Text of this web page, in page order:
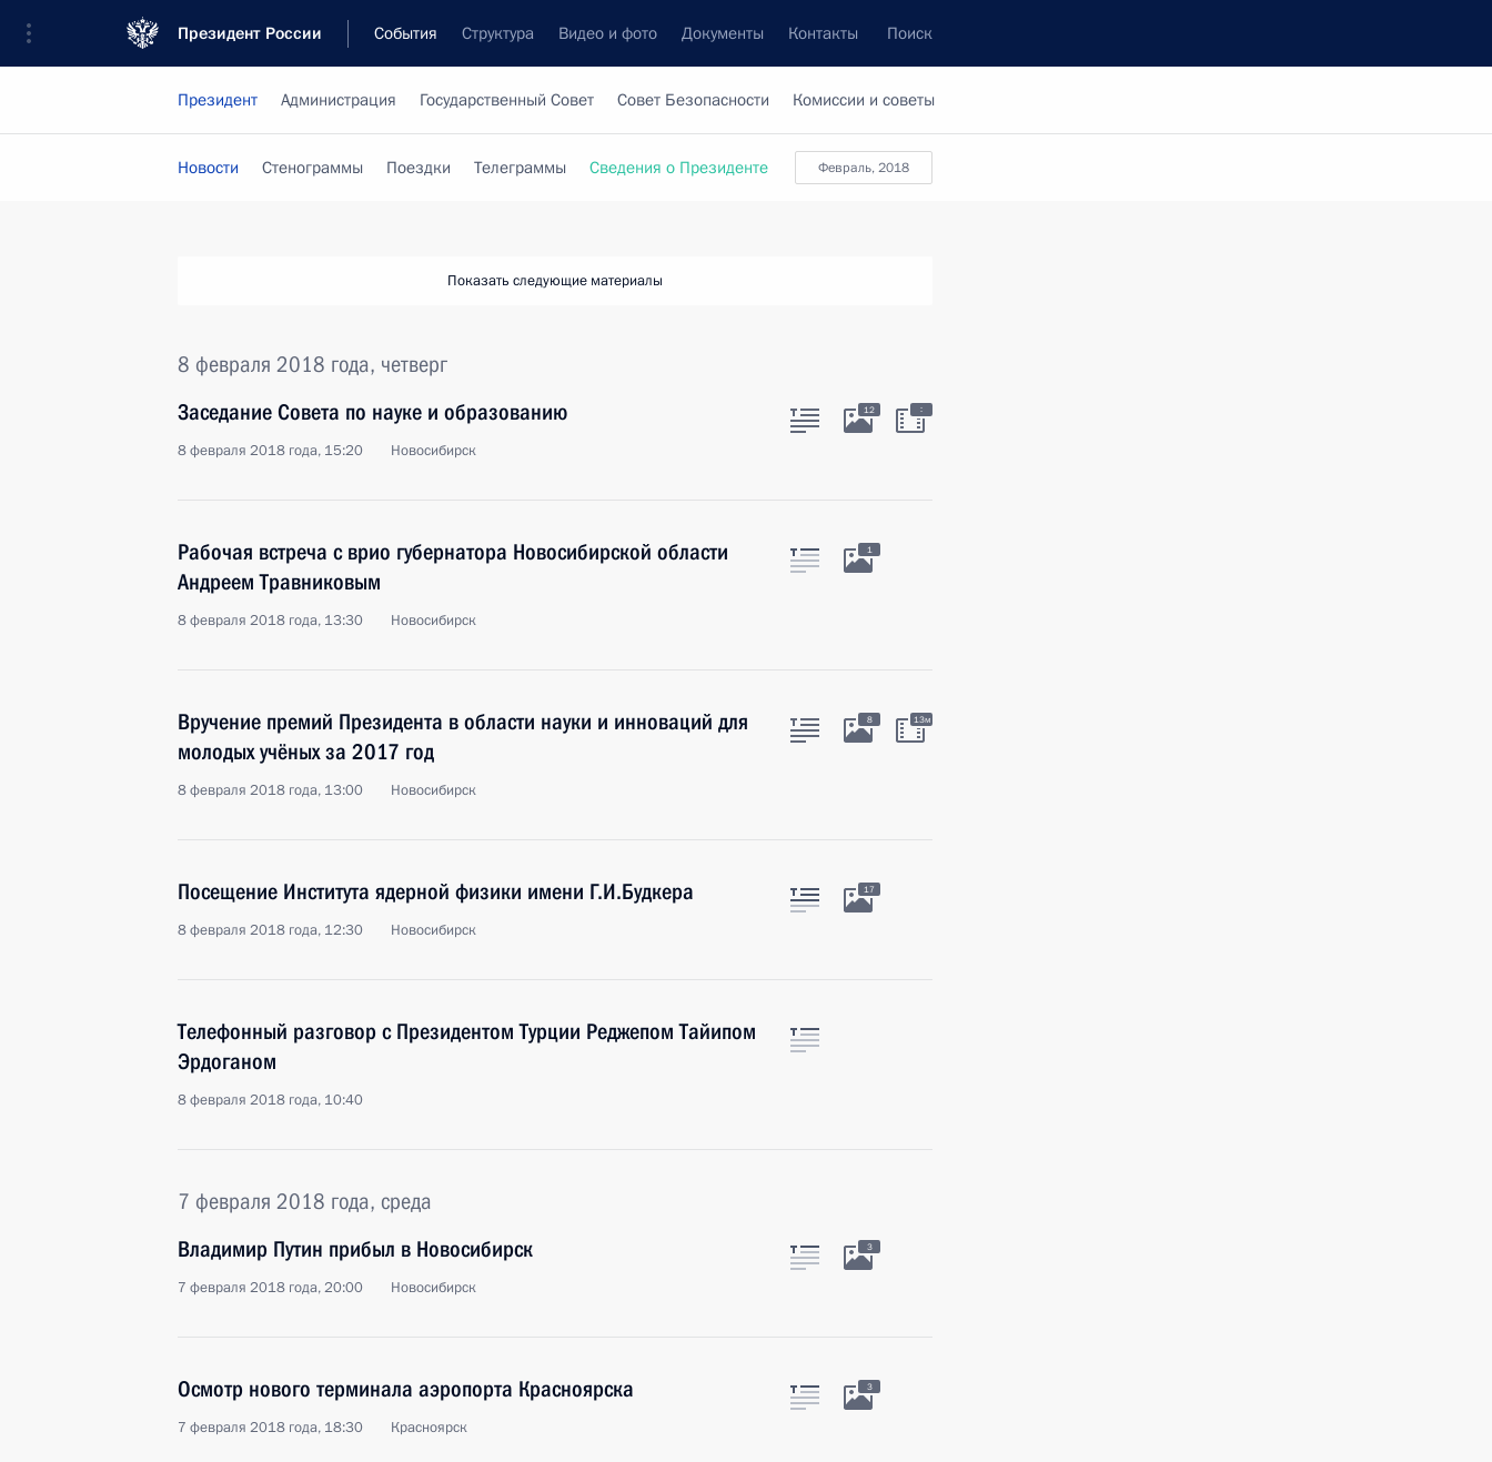
Президент России События Структура Видео и фото Документы Контакты Поиск
Президент Администрация Государственный Совет Совет Безопасности Комиссии и советы
февраль, 2018
Новости Стенограммы Поездки Телеграммы Сведения о Президенте
Показать следующие материалы
8 февраля 2018 года, четверг
Заседание Совета по науке и образованию
8 февраля 2018 года, 15:20 Новосибирск
12 :
Рабочая встреча с врио губернатора Новосибирской области
Андреем Травниковым
8 февраля 2018 года, 13:30 Новосибирск
1
Вручение премий Президента в области науки и инноваций для
молодых учёных за 2017 год
8 февраля 2018 года, 13:00 Новосибирск
8 13м
Посещение Института ядерной физики имени Г.И.Будкера
8 февраля 2018 года, 12:30 Новосибирск
17
Телефонный разговор с Президентом Турции Реджепом Тайипом
Эрдоганом
8 февраля 2018 года, 10:40
7 февраля 2018 года, среда
Владимир Путин прибыл в Новосибирск
7 февраля 2018 года, 20:00 Новосибирск
3
Осмотр нового терминала аэропорта Красноярска
7 февраля 2018 года, 18:30 Красноярск
3